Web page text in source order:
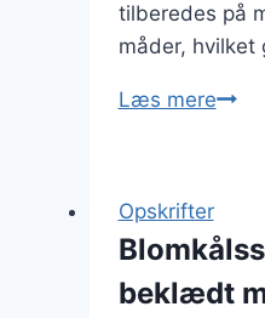
tilberedes på
måder, hvilket
Læs mere
en
Opskrifter
beklædt